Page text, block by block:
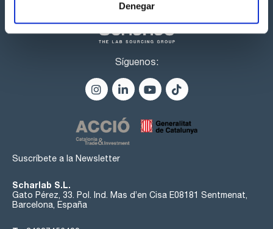
Denegar
Síguenos:
Suscríbete a la Newsletter
Scharlab S.L.
Gato Pérez, 33. Pol. Ind. Mas d’en Cisa E08181 Sentmenat,
Barcelona, España